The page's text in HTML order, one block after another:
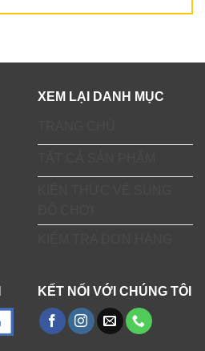
XEM LẠI DANH MỤC
KẾT NỐI VỚI CHÚNG TÔI